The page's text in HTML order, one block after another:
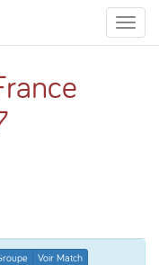
Toggle
Voir Match